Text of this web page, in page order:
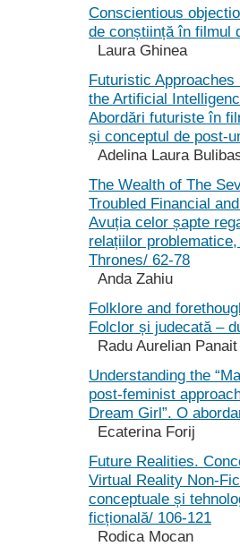
Conscientious
de conștiință în filmul
Laura Ghinea
Futuristic Approaches
the Artificial
Abordări futuriste în
și conceptul de post-
Adelina Laura
The Wealth of The
Troubled Financial
Avuția celor șapte
relațiilor
Thrones/ 62-78
Anda Zahiu
Folklore and
Folclor și judecată –
Radu Aurelian Panait
Understanding the
post-feminist
Dream Girl”. O
Ecaterina Forij
Future Realities.
Virtual Reality Non-
conceptuale și
ficțională/ 106-121
Rodica Mocan